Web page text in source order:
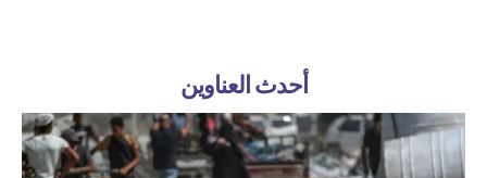
أحدث العناوين